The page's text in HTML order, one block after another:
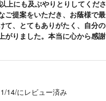
上にも及ぶやりとりしてくださ
ご提案をいただき、お蔭様で最
て、とてもありがたく、自分の
がりました。本当に心から感謝
14/にレビュー済み